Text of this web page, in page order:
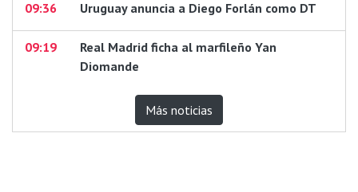
09:36 Uruguay anuncia a Diego Forlán como DT
09:19
Real Madrid ficha al marfileño Yan
Diomande
Más noticias